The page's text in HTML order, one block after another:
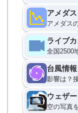
アメダス
アメダス
ライブ
全国2500
台風情報
影響は？
ウェザ
空の写真